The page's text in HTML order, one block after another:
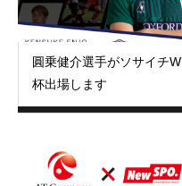
圓乗健介選手がソサイチW
杯出場します